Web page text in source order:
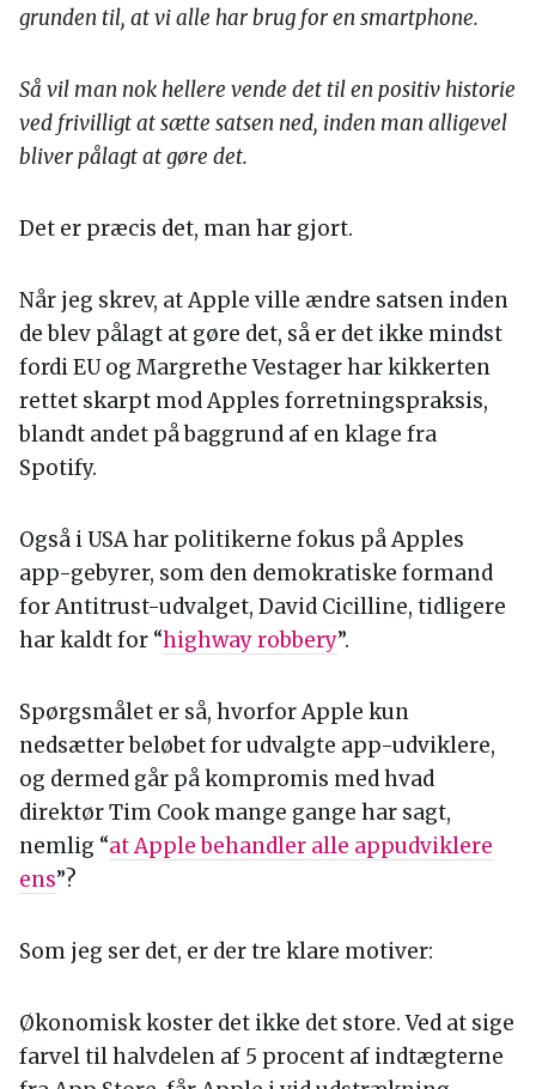
grunden til, at vi alle har brug for en smartphone.
Så vil man nok hellere vende det til en positiv historie
ved frivilligt at sætte satsen ned, inden man alligevel
bliver pålagt at gøre det.
Det er præcis det, man har gjort.
Når jeg skrev, at Apple ville ændre satsen inden
de blev pålagt at gøre det, så er det ikke mindst
fordi EU og Margrethe Vestager har kikkerten
rettet skarpt mod Apples forretningspraksis,
blandt andet på baggrund af en klage fra
Spotify.
Også i USA har politikerne fokus på Apples
app-gebyrer, som den demokratiske formand
for Antitrust-udvalget, David Cicilline, tidligere
har kaldt for “highway robbery”.
Spørgsmålet er så, hvorfor Apple kun
nedsætter beløbet for udvalgte app-udviklere,
og dermed går på kompromis med hvad
direktør Tim Cook mange gange har sagt,
nemlig “at Apple behandler alle appudviklere
ens”?
Som jeg ser det, er der tre klare motiver:
Økonomisk koster det ikke det store. Ved at sige
farvel til halvdelen af 5 procent af indtægterne